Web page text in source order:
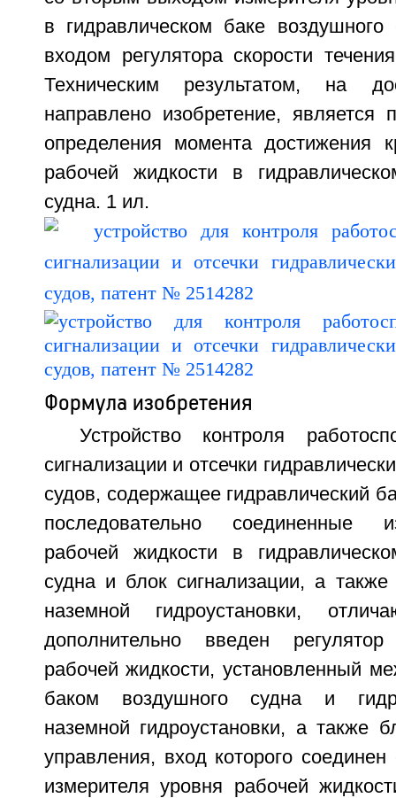
в гидравлическом баке
входом регулятора скорости
Техническим результатом, на
направлено изобретение, является
определения момента достижения
рабочей жидкости в
судна. 1 ил.
Формула изобретения
Устройство контроля
сигнализации и отсечки
судов, содержащее гидравлический
последовательно соединенные
рабочей жидкости в
судна и блок сигнализации, а также
наземной гидроустановки,
дополнительно введен
рабочей жидкости, установленный
баком воздушного судна и
наземной гидроустановки, а также
управления, вход которого
измерителя уровня рабочей